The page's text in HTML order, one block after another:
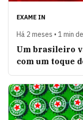
EXAME IN
Há 2 meses • 1 min
Um brasileiro
com um toque